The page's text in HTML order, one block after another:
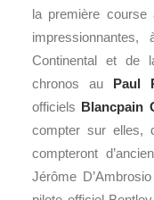
la première course
Continental et de
chronos au
Paul
officiels Blancpain
compter sur elles,
compteront
Jérôme